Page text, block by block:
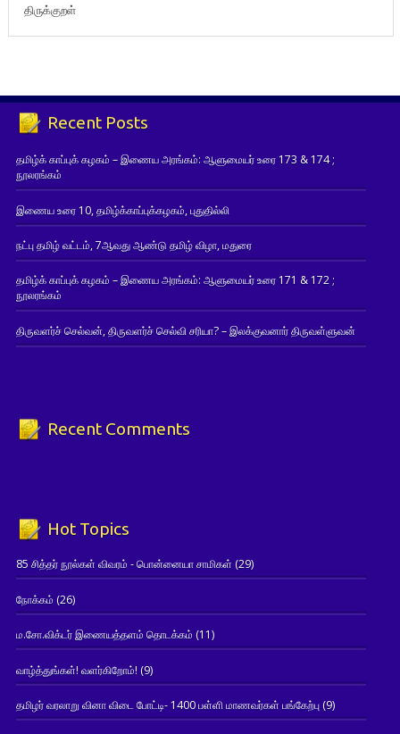
திருக்குறள்
Recent Posts
தமிழ்க் காப்புக் கழகம் – இணைய அரங்கம்: ஆளுமையர் உரை 173 & 174 ;
நூலரங்கம்
இணைய உரை 10, தமிழ்க்காப்புக்கழகம், புதுதில்லி
நட்பு தமிழ் வட்டம், 7ஆவது ஆண்டு தமிழ் விழா, மதுரை
தமிழ்க் காப்புக் கழகம் – இணைய அரங்கம்: ஆளுமையர் உரை 171 & 172 ;
நூலரங்கம்
திருவளர்ச் செல்வன், திருவளர்ச் செல்வி சரியா? – இலக்குவனார் திருவள்ளுவன்
Recent Comments
Hot Topics
85 சித்தர் நூல்கள் விவரம் - பொன்னையா சாமிகள் (29)
நோக்கம் (26)
ம.சோ.விக்டர் இணையத்தளம் தொடக்கம் (11)
வாழ்த்துங்கள்! வளர்கிறோம்! (9)
தமிழர் வரலாறு வினா விடை போட்டி- 1400 பள்ளி மாணவர்கள் பங்கேற்பு(9)